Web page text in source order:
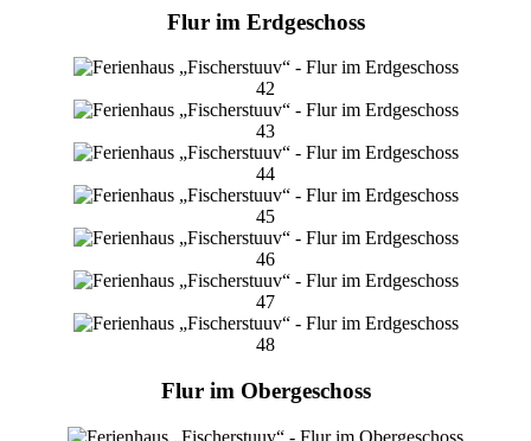
Flur im Erdgeschoss
42
43
44
45
46
47
48
Flur im Obergeschoss